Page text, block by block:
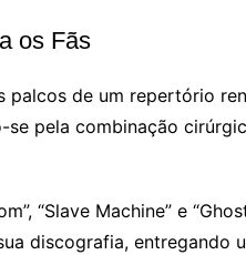
os Fãs
palcos de um repertório
pela combinação
“Slave Machine” e
discografia,